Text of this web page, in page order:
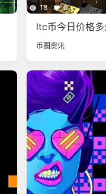
18 0
ltc币今日价格
么价）
币圈资讯